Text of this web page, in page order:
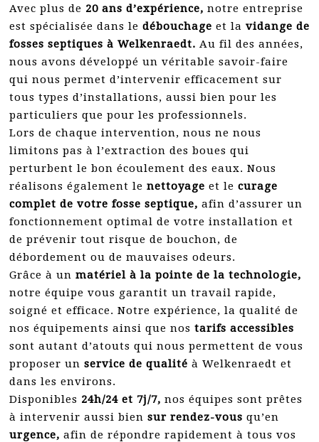
Avec plus de 20 ans d’expérience, notre entreprise
est spécialisée dans le débouchage et la vidange de
fosses septiques à Welkenraedt. Au fil des années,
nous avons développé un véritable savoir-faire
qui nous permet d’intervenir efficacement sur
tous types d’installations, aussi bien pour les
particuliers que pour les professionnels.
Lors de chaque intervention, nous ne nous
limitons pas à l’extraction des boues qui
perturbent le bon écoulement des eaux. Nous
réalisons également le nettoyage et le curage
complet de votre fosse septique, afin d’assurer un
fonctionnement optimal de votre installation et
de prévenir tout risque de bouchon, de
débordement ou de mauvaises odeurs.
Grâce à un matériel à la pointe de la technologie,
notre équipe vous garantit un travail rapide,
soigné et efficace. Notre expérience, la qualité de
nos équipements ainsi que nos tarifs accessibles
sont autant d’atouts qui nous permettent de vous
proposer un service de qualité à Welkenraedt et
dans les environs.
Disponibles 24h/24 et 7j/7, nos équipes sont prêtes
à intervenir aussi bien sur rendez-vous qu’en
urgence, afin de répondre rapidement à tous vos